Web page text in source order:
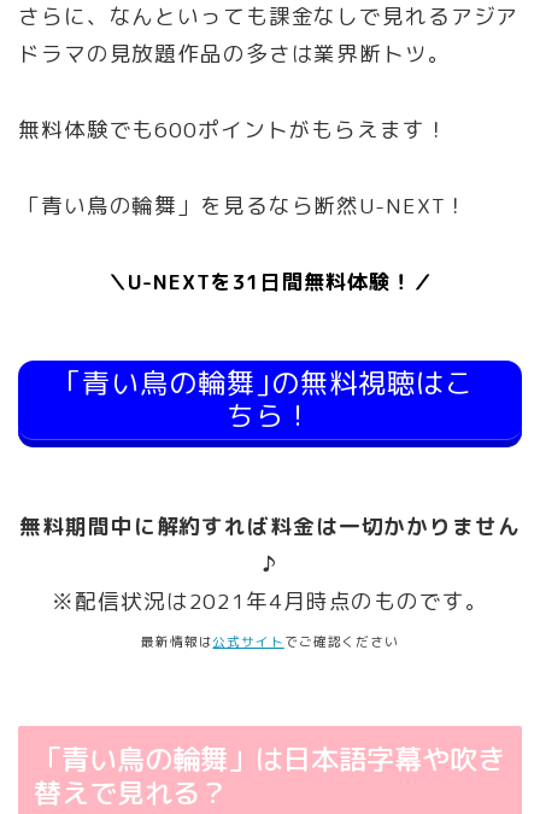
さらに、なんといっても課金なしで見れるアジア
ドラマの見放題作品の多さは業界断トツ。
無料体験でも600ポイントがもらえます！
「青い鳥の輪舞」を見るなら断然U-NEXT！
＼U-NEXTを31日間無料体験！／
｢青い鳥の輪舞｣の無料視聴はこ
ちら！
無料期間中に解約すれば料金は一切かかりません
♪
※配信状況は2021年4月時点のものです。
最新情報は公式サイト でご確認ください
「青い鳥の輪舞」は日本語字幕や吹き
替えで見れる？